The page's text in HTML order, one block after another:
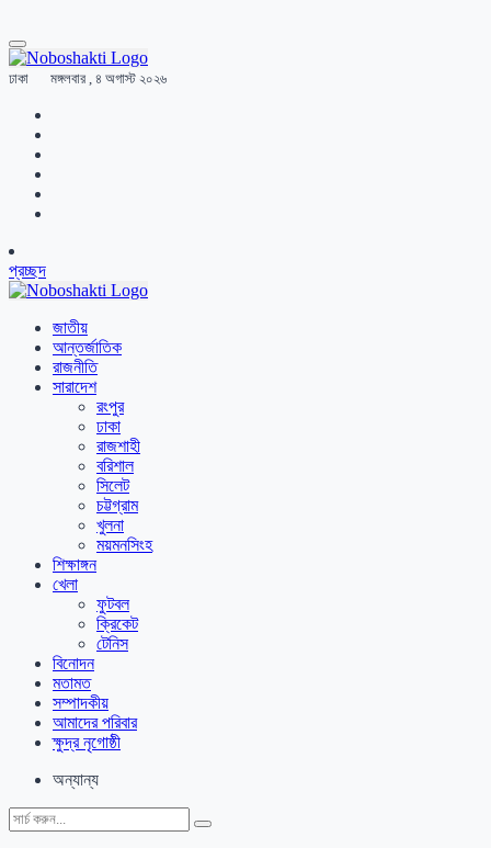
ঢাকা মঙ্গলবার , ৪ অগাস্ট ২০২৬
প্রচ্ছদ
জাতীয়
আন্তর্জাতিক
রাজনীতি
সারাদেশ
রংপুর
ঢাকা
রাজশাহী
বরিশাল
সিলেট
চট্টগ্রাম
খুলনা
ময়মনসিংহ
শিক্ষাঙ্গন
খেলা
ফুটবল
ক্রিকেট
টেনিস
বিনোদন
মতামত
সম্পাদকীয়
আমাদের পরিবার
ক্ষুদ্র নৃগোষ্ঠী
অন্যান্য